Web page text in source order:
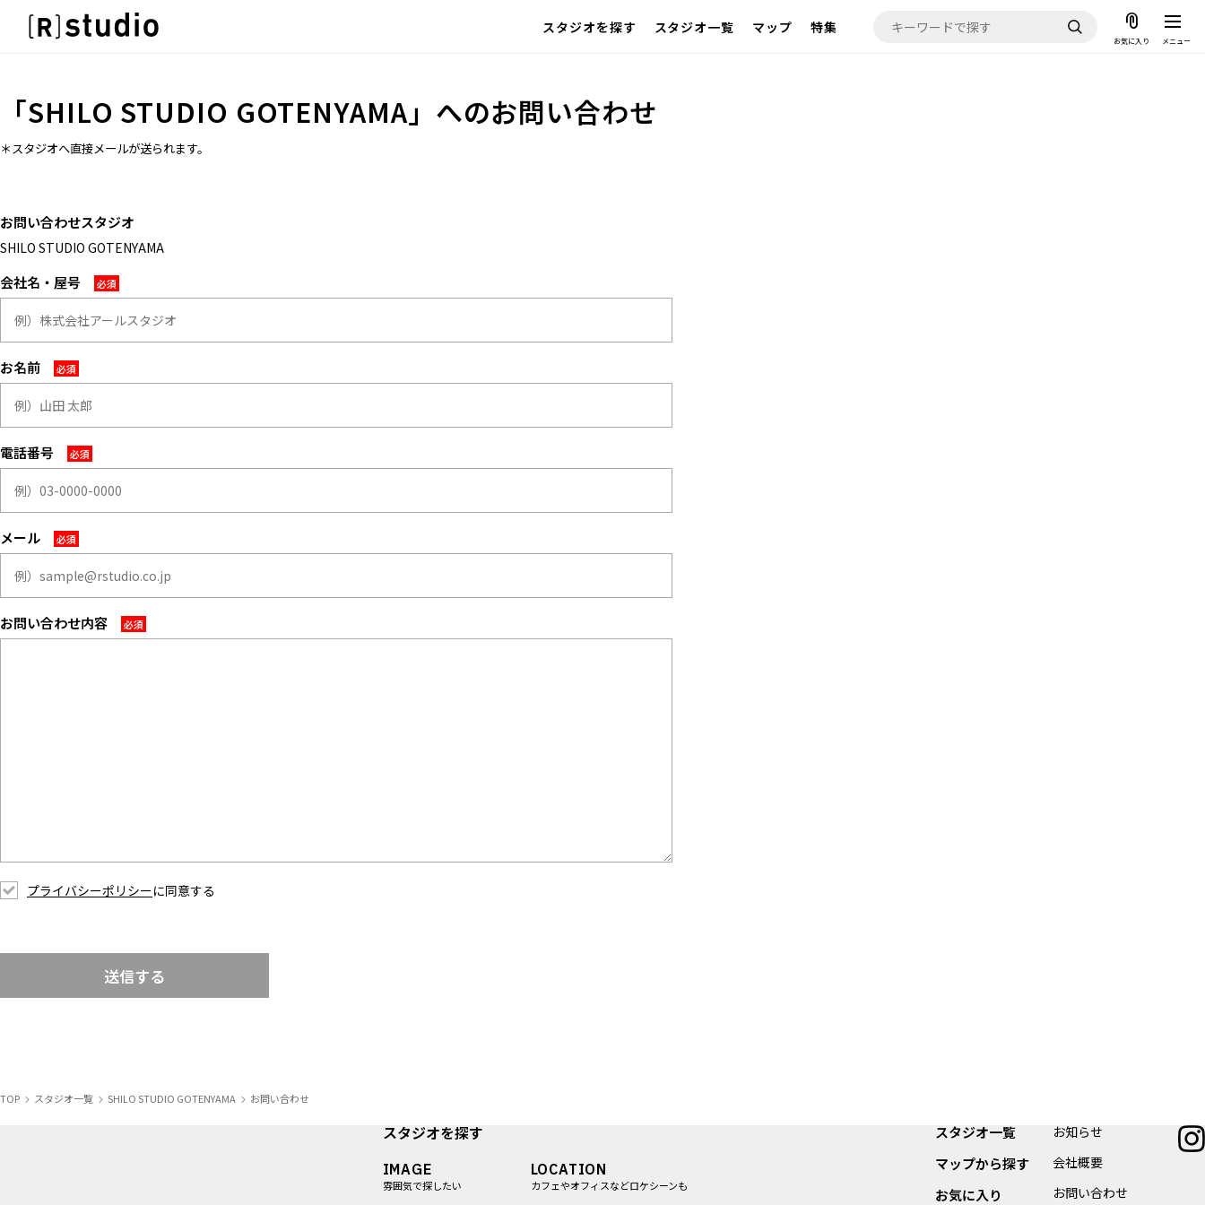
スタジオを探す
部屋ごとに写真で見比べたい
VARIATION
スタジオ一覧 マップ 特集
お気に入り メニュー
IMAGE
雰囲気で探したい
SCENE
ひとつのスタジオであれもこれも
LOCATION
カフェやオフィスなどロケシーンも
SIZE&PRICE
広さと利用料金で探す
スタジオを探す
SCENE
LOCATION
カフェやオフィスなどロケシーンも
広さと利用料金で探す
ALL FILTER
すべての選択肢からスタジオを探す
スタジオ一覧
マップから探す
お気に入り
特集
お知らせ
会社概要
お問い合わせ
掲載のお問い合わせ
「SHILO STUDIO GOTENYAMA」へのお問い合わせ
＊スタジオへ直接メールが送られます。
お問い合わせスタジオ
SHILO STUDIO GOTENYAMA
会社名・屋号
お名前
電話番号
メール
お問い合わせ内容
プライバシーポリシーに同意する
送信する
TOP スタジオ一覧 SHILO STUDIO GOTENYAMA お問い合わせ
スタジオを探す
IMAGE
雰囲気で探したい
LOCATION
カフェやオフィスなどロケシーンも
スタジオ一覧
マップから探す
お気に入り
お知らせ
会社概要
お問い合わせ